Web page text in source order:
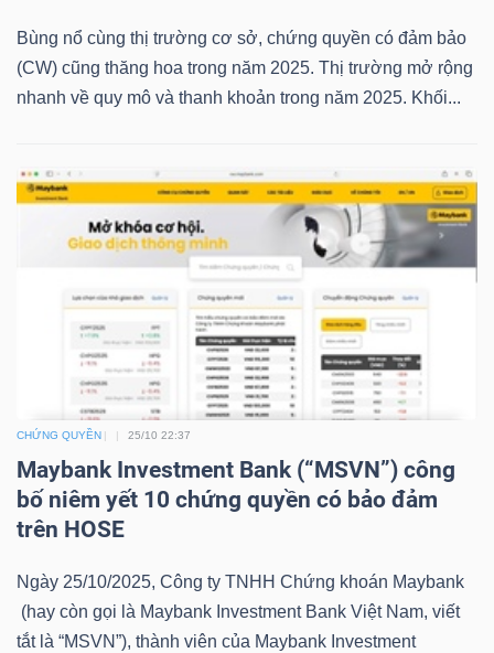
Bùng nổ cùng thị trường cơ sở, chứng quyền có đảm bảo
(CW) cũng thăng hoa trong năm 2025. Thị trường mở rộng
nhanh về quy mô và thanh khoản trong năm 2025. Khối...
CHỨNG QUYỀN 25/10 22:37
Maybank Investment Bank (“MSVN”) công
bố niêm yết 10 chứng quyền có bảo đảm
trên HOSE
Ngày 25/10/2025, Công ty TNHH Chứng khoán Maybank
(hay còn gọi là Maybank Investment Bank Việt Nam, viết
tắt là “MSVN”), thành viên của Maybank Investment
CÔNG
TƯ
XUẤT
Ngành
(-)
VS-